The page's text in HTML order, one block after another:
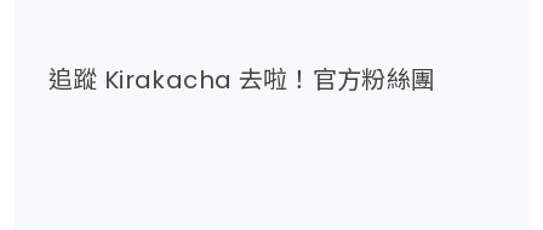
追蹤 Kirakacha 去啦！官方粉絲團